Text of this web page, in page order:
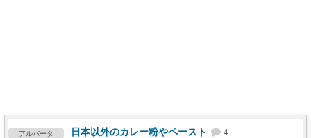
アルバータ 日本以外のカレー粉やペースト
4